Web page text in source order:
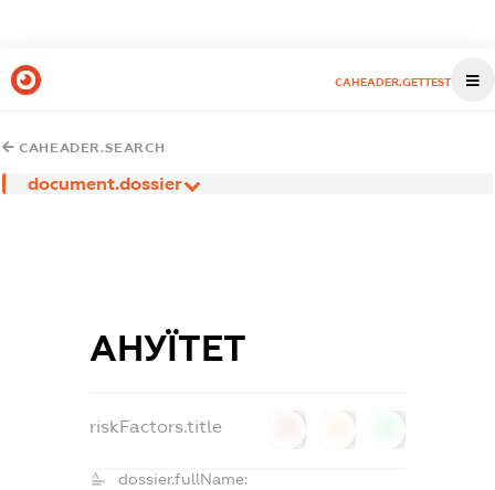
CAHEADER.GETTEST
CAHEADER.SEARCH
document.dossier
АНУЇТЕТ
riskFactors.title
dossier.fullName: